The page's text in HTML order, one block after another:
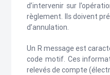
d’intervenir sur
règlement. Ils doivent
d’annulation.
Un R message est
code motif. Ces
relevés de compte